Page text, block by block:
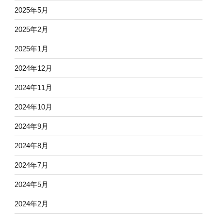
2025年5月
2025年2月
2025年1月
2024年12月
2024年11月
2024年10月
2024年9月
2024年8月
2024年7月
2024年5月
2024年2月